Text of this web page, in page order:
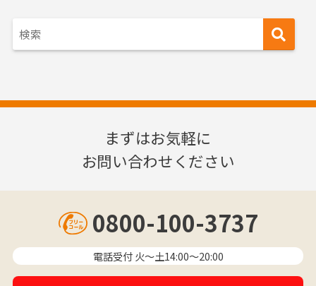
まずはお気軽に
お問い合わせください
0800-100-3737
電話受付 火〜土14:00～20:00